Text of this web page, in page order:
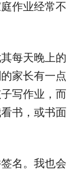
作业经常不
每天晚上的
家长有一点
写作业，而
书，或书面
名。我也会